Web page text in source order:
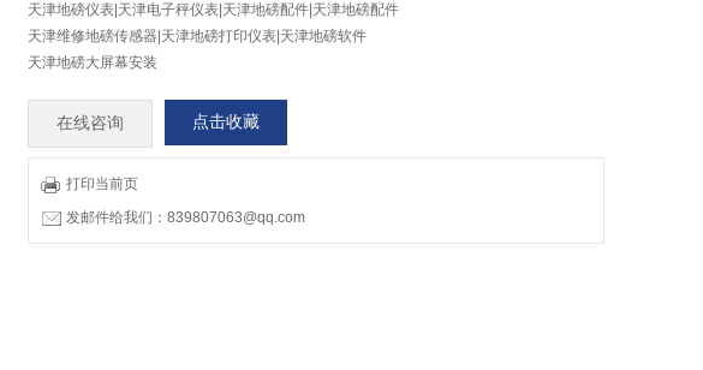
天津地磅仪表|天津电子秤仪表|天津地磅配件|天津地磅配件
天津维修地磅传感器|天津地磅打印仪表|天津地磅软件
天津地磅大屏幕安装
在线咨询 点击收藏
打印当前页
发邮件给我们：839807063@qq.com